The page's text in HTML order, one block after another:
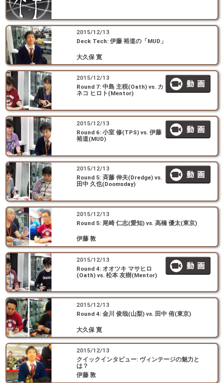
2015/12/13
Deck Tech: 伊藤 裕道の「MUD」
大久保 寛
2015/12/13
Round 7: 中島 主税(Oath) vs. カ
ネコ ヒロト(Mentor)
2015/12/13
Round 6: 小室 修(TPS) vs. 伊藤
裕道(MUD)
2015/12/13
Round 5: 斉藤 伸夫(Dredge) vs.
田中 久也(Doomsday)
2015/12/13
Round 5: 尾崎 仁志(愛知) vs. 高橋 優太(東京)
伊藤 敦
2015/12/13
Round 4: オオツキ マサヒロ
(Oath) vs. 松本 友樹(Mentor)
2015/12/13
Round 4: 金川 俊哉(山梨) vs. 田中 侑(東京)
大久保 寛
2015/12/13
クイックインタビュー: ヴィンテージの魅力と
は？
伊藤 敦